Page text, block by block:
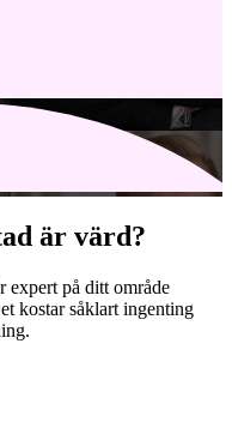
är värd?
expert på ditt område
kostar såklart ingenting